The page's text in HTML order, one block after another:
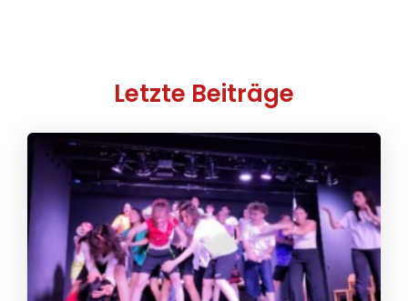
Letzte Beiträge